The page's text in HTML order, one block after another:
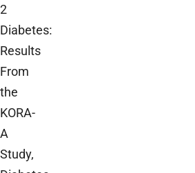
2
Diabetes:
Results
From
the
KORA-
A
Study,